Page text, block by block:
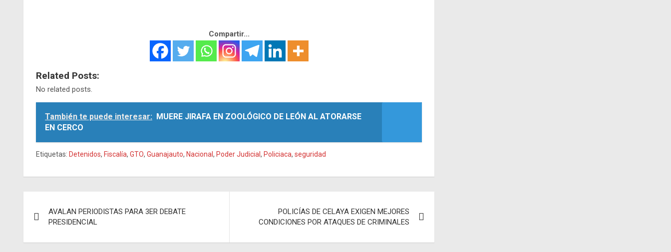
Compartir...
Related Posts:
No related posts.
También te puede interesar: MUERE JIRAFA EN ZOOLÓGICO DE LEÓN AL ATORARSE
EN CERCO
Etiquetas: Detenidos, Fiscalía, GTO, Guanajauto, Nacional , Poder Judicial , Policiaca, seguridad
de
entradas
AVALAN PERIODISTAS PARA 3ER DEBATE
PRESIDENCIAL
POLICÍAS DE CELAYA EXIGEN MEJORES
CONDICIONES POR ATAQUES DE CRIMINALES